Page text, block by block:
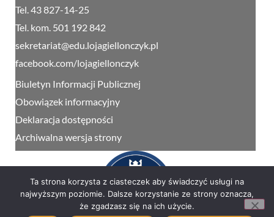
Tel. 43 827-14-25
Tel. kom. 501 192 842
sekretariat@edu.lojagiellonczyk.pl
facebook.com/lojagiellonczyk
Biuletyn Informacji Publicznej
Obowiązek informacyjny
Deklaracja dostępności
Archiwalna wersja strony
Ta strona korzysta z ciasteczek aby świadczyć usługi na
najwyższym poziomie. Dalsze korzystanie ze strony oznacza,
że zgadzasz się na ich użycie.